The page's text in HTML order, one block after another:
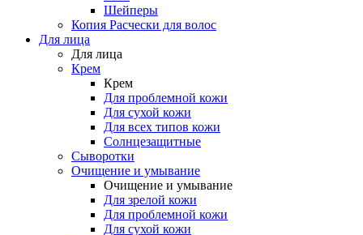
Шейперы
Копия Расчески для волос
Для лица
Для лица
Крем
Крем
Для проблемной кожи
Для сухой кожи
Для всех типов кожи
Солнцезащитные
Сыворотки
Очищение и умывание
Очищение и умывание
Для зрелой кожи
Для проблемной кожи
Для сухой кожи